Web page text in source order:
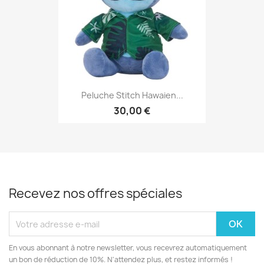
Peluche Stitch Hawaien...
30,00 €
Recevez nos offres spéciales
En vous abonnant à notre newsletter, vous recevrez automatiquement
un bon de réduction de 10%. N'attendez plus, et restez informés !